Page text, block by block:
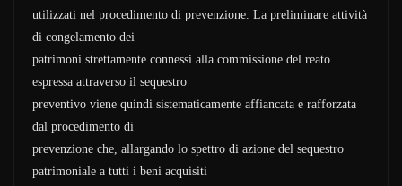
utilizzati nel procedimento di prevenzione. La preliminare attività
di congelamento dei
patrimoni strettamente connessi alla commissione del reato
espressa attraverso il sequestro
preventivo viene quindi sistematicamente affiancata e rafforzata
dal procedimento di
prevenzione che, allargando lo spettro di azione del sequestro
patrimoniale a tutti i beni acquisiti